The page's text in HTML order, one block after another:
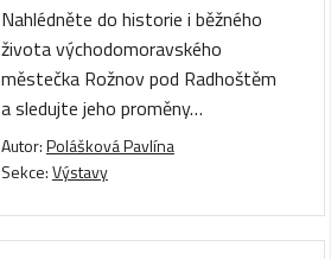
Nahlédněte do historie i běžného
života východomoravského
městečka Rožnov pod Radhoštěm
a sledujte jeho proměny…
Autor:Polášková Pavlína
Sekce:Výstavy